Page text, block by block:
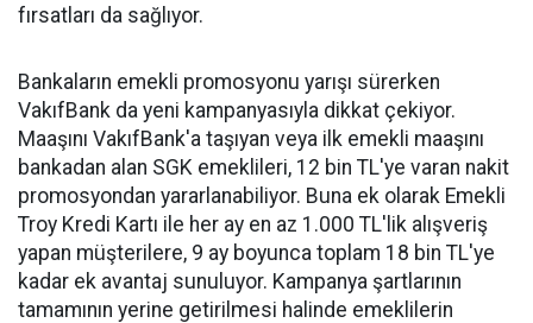
fırsatları da sağlıyor.
Bankaların emekli promosyonu yarışı sürerken
VakıfBank da yeni kampanyasıyla dikkat çekiyor.
Maaşını VakıfBank'a taşıyan veya ilk emekli maaşını
bankadan alan SGK emeklileri, 12 bin TL'ye varan nakit
promosyondan yararlanabiliyor. Buna ek olarak Emekli
Troy Kredi Kartı ile her ay en az 1.000 TL'lik alışveriş
yapan müşterilere, 9 ay boyunca toplam 18 bin TL'ye
kadar ek avantaj sunuluyor. Kampanya şartlarının
tamamının yerine getirilmesi halinde emeklilerin